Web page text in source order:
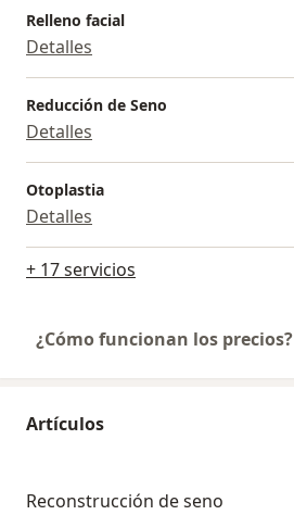
Relleno facial
Detalles
Reducción de Seno
Detalles
Otoplastia
Detalles
+ 17 servicios
¿Cómo funcionan los precios?
Artículos
Reconstrucción de seno